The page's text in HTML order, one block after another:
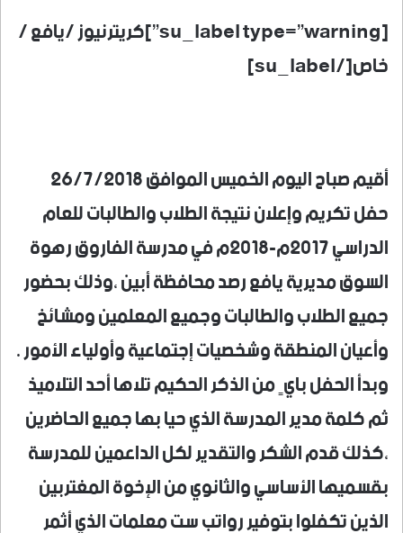
[su_label type=”warning”]كريترنيوز /يافع /
خاص[/su_label]
أقيم صباح اليوم الخميس الموافق ٢٦/٧/٢٠١٨
حفل تكريم وإعلان نتيجة الطلاب والطالبات للعام
الدراسي ٢٠١٧م-٢٠١٨م في مدرسة الفاروق رهوة
السوق مديرية يافع رصد محافظة أبين ،وذلك بحضور
جميع الطلاب والطالبات وجميع المعلمين ومشائخ
وأعيان المنطقة وشخصيات إجتماعية وأولياء الأمور .
وبدأ الحفل بايٍ من الذكر الحكيم تلاها أحد التلاميذ
ثم كلمة مدير المدرسة الذي حيا بها جميع الحاضرين
،كذلك قدم الشكر والتقدير لكل الداعمين للمدرسة
بقسميها الأساسي والثانوي من الإخوة المغتربين
الذين تكفلوا بتوفير رواتب ست معلمات الذي أثمر